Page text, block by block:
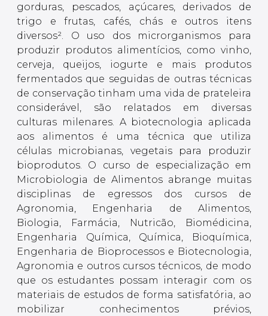
gorduras, pescados, açúcares, derivados de
trigo e frutas, cafés, chás e outros itens
diversos². O uso dos microrganismos para
produzir produtos alimentícios, como vinho,
cerveja, queijos, iogurte e mais produtos
fermentados que seguidas de outras técnicas
de conservação tinham uma vida de prateleira
considerável, são relatados em diversas
culturas milenares. A biotecnologia aplicada
aos alimentos é uma técnica que utiliza
células microbianas, vegetais para produzir
bioprodutos. O curso de especialização em
Microbiologia de Alimentos abrange muitas
disciplinas de egressos dos cursos de
Agronomia, Engenharia de Alimentos,
Biologia, Farmácia, Nutricão, Biomédicina,
Engenharia Química, Química, Bioquímica,
Engenharia de Bioprocessos e Biotecnologia,
Agronomia e outros cursos técnicos, de modo
que os estudantes possam interagir com os
materiais de estudos de forma satisfatória, ao
mobilizar conhecimentos prévios,